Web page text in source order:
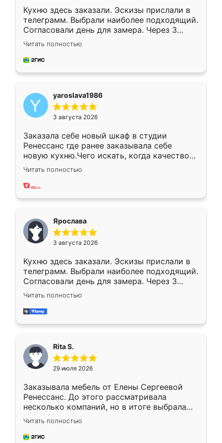
Кухню здесь заказали. Эскизы прислали в
телеграмм. Выбрали наиболее подходящий.
Согласовали день для замера. Через 3
недели кухня была уже готова. Остались
довольны работой. Спасибо Ренессанс
мебель за качественную работу!
Читать полностью
yaroslava1986
3 августа 2026
Заказала себе новый шкаф в студии
Ренессанс где ранее заказывала себе
новую кухню.Чего искать, когда качеством
вполне довольна. Служит кухня уже почти
два года, нареканий нет.
Читать полностью
Ярослава
3 августа 2026
Кухню здесь заказали. Эскизы прислали в
телеграмм. Выбрали наиболее подходящий.
Согласовали день для замера. Через 3
недели кухня была уже готова. Остались
довольны работой. Спасибо Ренессанс
мебель за качественную работу!
Читать полностью
Rita S.
29 июля 2026
Заказывала мебель от Елены Сергеевой
Ренессанс. До этого рассматривала
несколько компаний, но в итоге выбрала
эту. Сначала обговорили условия, потом
приехал замерщик, всё спокойно объяснил
и снял размеры. Изготовили в срок, с
Читать полностью